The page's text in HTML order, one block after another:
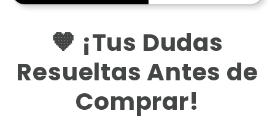
🧡 ¡Tus Dudas
Resueltas Antes de
Comprar!